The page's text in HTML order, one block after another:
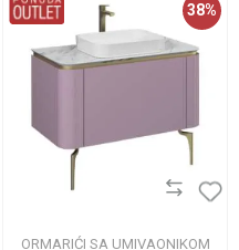
38%
ORMARIĆI SA UMIVAONIKOM